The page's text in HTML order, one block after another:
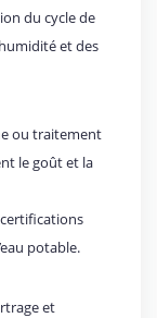
du cycle de
et des
ou traitement
le goût et la
certifications
potable.
et